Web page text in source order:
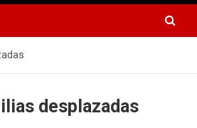
desplazadas